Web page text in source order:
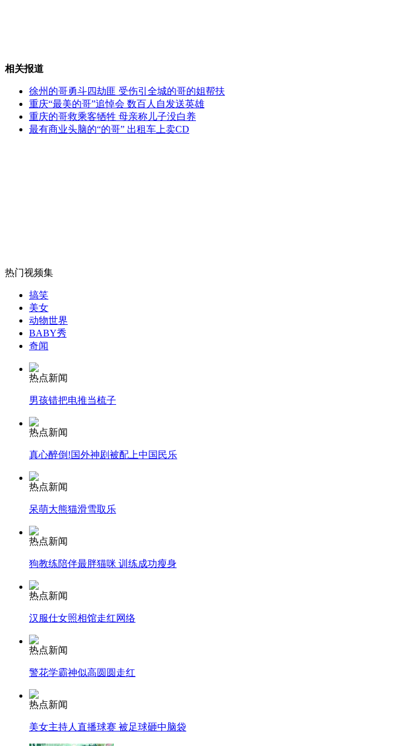
"最美司机"感动中国 家人婉拒捐助
女孩北京地铁殴打老人 痛下狠手拳打脚踢
无痛分娩是否安全 医生回应
外交部：有关国家言论片面不公正
安徽一实载49人客车翻车
走！跟着总书记去植树
纽约上演“枕头大战”
相关报道
徐州的哥勇斗四劫匪 受伤引全城的哥的姐帮扶
重庆“最美的哥”追悼会 数百人自发送英雄
重庆的哥救乘客牺牲 母亲称儿子没白养
最有商业头脑的“的哥” 出租车上卖CD
热门视频集
搞笑
美女
动物世界
BABY秀
奇闻
热点新闻
男孩错把电推当梳子
热点新闻
真心醉倒!国外神剧被配上中国民乐
热点新闻
呆萌大熊猫滑雪取乐
热点新闻
狗教练陪伴最胖猫咪 训练成功瘦身
热点新闻
汉服仕女照相馆走红网络
热点新闻
警花学霸神似高圆圆走红
热点新闻
美女主持人直播球赛 被足球砸中脑袋